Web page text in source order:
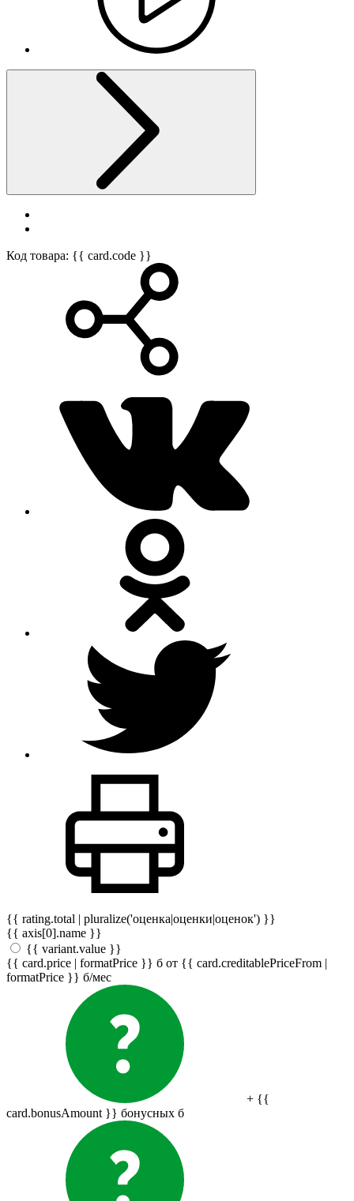
Код товара: {{ card.code }}
{{ rating.total | pluralize('оценка|оценки|оценок') }}
{{ axis[0].name }}
{{ variant.value }}
{{ card.price | formatPrice }} б от {{ card.creditablePriceFrom |
formatPrice }} б/мес
+ {{
card.bonusAmount }} бонусных б